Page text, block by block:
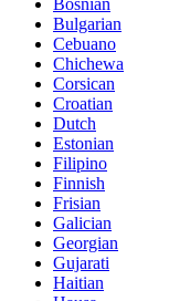
Bosnian
Bulgarian
Cebuano
Chichewa
Corsican
Croatian
Dutch
Estonian
Filipino
Finnish
Frisian
Galician
Georgian
Gujarati
Haitian